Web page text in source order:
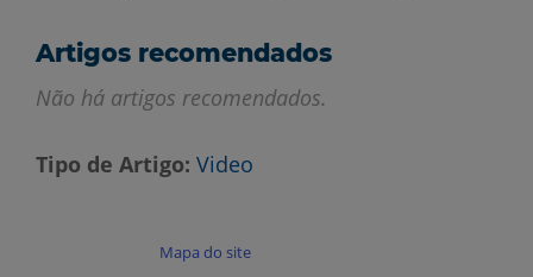
Artigos recomendados
Não há artigos recomendados.
Tipo de Artigo Video
Mapa do site